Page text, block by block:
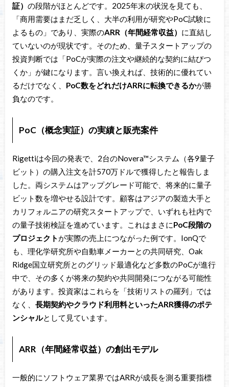
証） の段階がほとんどです。2025年末の状況を見ても、
「商用需要はまだ乏しく、大半の利用が研究やPoC試験に
よるもの」であり、実際のARR（年間経常収益） に直結し
ていないのが現状です。そのため、量子スタートアップの
投資判断では「PoCが実際の注文や継続的な契約に結びつ
くか」が鍵になります。言い換えれば、技術的に優れてい
るだけでなく、 PoC数をどれだけARRに転換できるかが勝
負なのです。
PoC（概念実証）の実績と販売案件
Rigettiは今回の発表で、2台のNovera™システム（各9量子
ビット）の購入注文を計570万ドルで獲得したと報告しま
した。両システムはアップグレード可能で、将来的に量子
ビット数を増やせる設計です。顧客はアジアの製造大手と
カリフォルニアの研究スタートアップで、いずれも社内で
の量子技術検証を進めています。これはまさにPoC段階の
プロジェクト が実際の売上につながった例です。IonQで
も、理化学研究所や自動車メーカーとの共同研究、Oak
Ridge国立研究所とのグリッド最適化など多数のPoCが進行
中で、その多くが将来の契約や共同開発につながる可能性
があります。投資家はこれらを「技術リストの羅列」では
なく、 長期契約やクラウド利用料といったARR獲得のポテ
ンシャルとして見ています。
ARR（年間経常収益）の創出モデル
一般的にソフトウェア業界ではARRが成長を測る重要指標